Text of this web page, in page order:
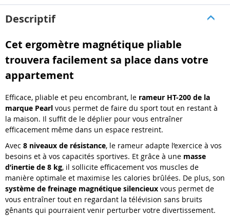
Descriptif
Cet ergomètre magnétique pliable
trouvera facilement sa place dans votre
appartement
Efficace, pliable et peu encombrant, le rameur HT-200 de la
marque Pearl vous permet de faire du sport tout en restant à
la maison. Il suffit de le déplier pour vous entraîner
efficacement même dans un espace restreint.
Avec 8 niveaux de résistance, le rameur adapte l’exercice à vos
besoins et à vos capacités sportives. Et grâce à une masse
d’inertie de 8 kg, il sollicite efficacement vos muscles de
manière optimale et maximise les calories brûlées. De plus, son
système de freinage magnétique silencieux vous permet de
vous entraîner tout en regardant la télévision sans bruits
gênants qui pourraient venir perturber votre divertissement.